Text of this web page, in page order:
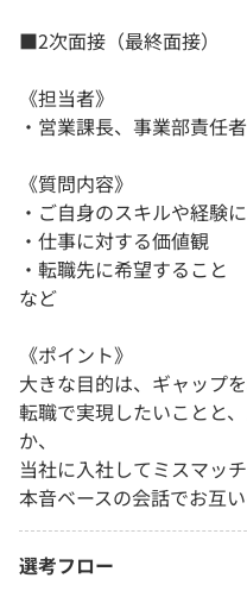
■2次面接（最終面接）
《担当者》
・営業課長、事業部責任者
《質問内容》
・ご自身のスキルや経験
・仕事に対する価値観
・転職先に希望すること
など
《ポイント》
大きな目的は、ギャップ
転職で実現したいことと
か、
当社に入社してミスマッ
本音ベースの会話でお互い
選考フロー